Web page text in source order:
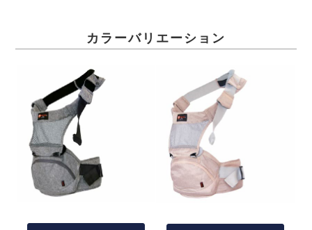
カラーバリエーション